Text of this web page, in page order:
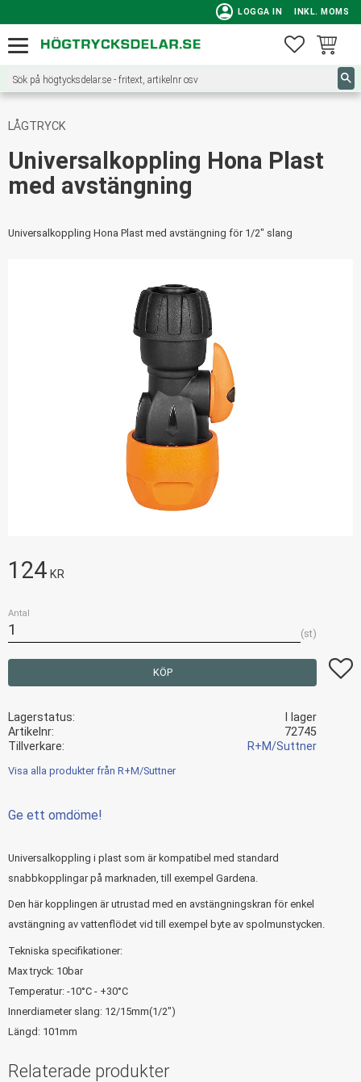
Meny
person LOGGA IN INKL. MOMS
LÅGTRYCK
Universalkoppling Hona Plast
med avstängning
Universalkoppling Hona Plast med avstängning för 1/2" slang
124 KR
Antal
st
KÖP
Lagerstatus
I lager
Artikelnr
72745
Tillverkare
R+M/Suttner
Visa alla produkter från R+M/Suttner
Ge ett omdöme!
Universalkoppling i plast som är kompatibel med standard
snabbkopplingar på marknaden, till exempel Gardena.
Den här kopplingen är utrustad med en avstängningskran för enkel
avstängning av vattenflödet vid till exempel byte av spolmunstycken.
Tekniska specifikationer:
Max tryck: 10bar
Temperatur: -10°C - +30°C
Innerdiameter slang: 12/15mm(1/2")
Längd: 101mm
Relaterade produkter